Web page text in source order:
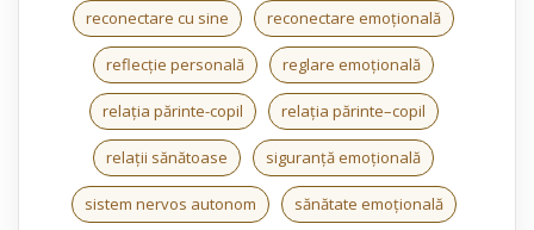
reconectare cu sine reconectare emoțională
reflecție personală reglare emoțională
relația părinte-copil relația părinte–copil
relații sănătoase siguranță emoțională
sistem nervos autonom sănătate emoțională